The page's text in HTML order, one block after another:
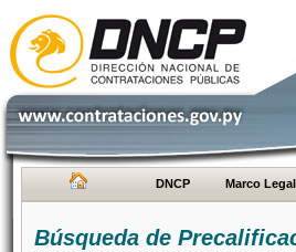
DNCP Marco Legal
Búsqueda de